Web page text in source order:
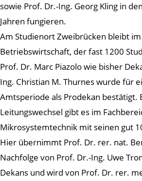
sowie Prof. Dr.-Ing. Georg Kling in
Jahren fungieren.
Am Studienort Zweibrücken bleibt
Betriebswirtschaft, der fast 1200
Prof. Dr. Marc Piazolo wie bisher
Ing. Christian M. Thurnes wurde für
Amtsperiode als Prodekan bestätigt.
Leitungswechsel gibt es im
Mikrosystemtechnik mit seinen gut
Hier übernimmt Prof. Dr. rer. nat.
Nachfolge von Prof. Dr.-Ing. Uwe
Dekans und wird von Prof. Dr. rer.